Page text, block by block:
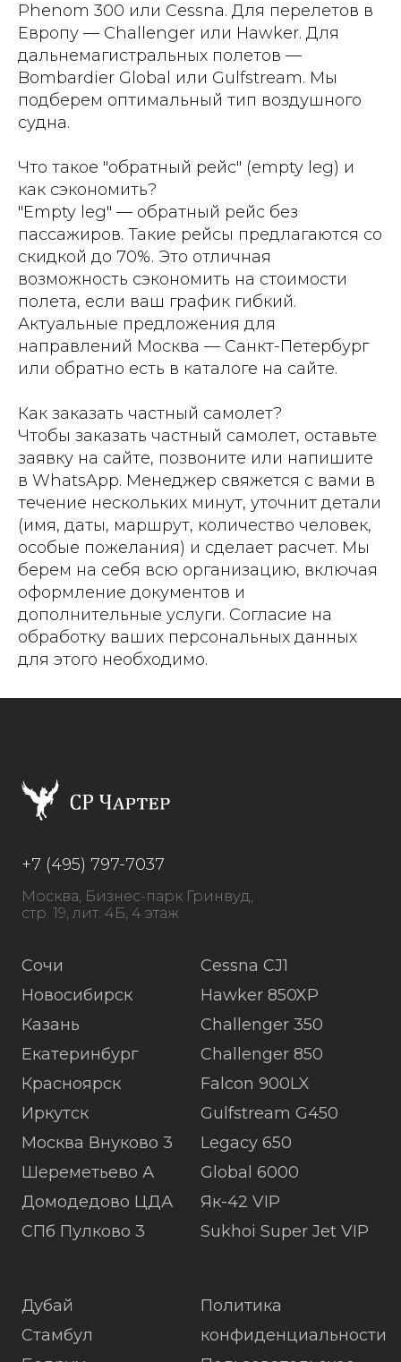
Phenom 300 или Cessna. Для перелетов в
Европу — Challenger или Hawker. Для
дальнемагистральных полетов —
Bombardier Global или Gulfstream. Мы
подберем оптимальный тип воздушного
судна.
Что такое "обратный рейс" (empty leg) и
как сэкономить?
"Empty leg" — обратный рейс без
пассажиров. Такие рейсы предлагаются со
скидкой до 70%. Это отличная
возможность сэкономить на стоимости
полета, если ваш график гибкий.
Актуальные предложения для
направлений Москва — Санкт-Петербург
или обратно есть в каталоге на сайте.
Как заказать частный самолет?
Чтобы заказать частный самолет, оставьте
заявку на сайте, позвоните или напишите
в WhatsApp. Менеджер свяжется с вами в
течение нескольких минут, уточнит детали
(имя, даты, маршрут, количество человек,
особые пожелания) и сделает расчет. Мы
берем на себя всю организацию, включая
оформление документов и
дополнительные услуги. Согласие на
обработку ваших персональных данных
для этого необходимо.
+7 (495) 797-7037
Москва, Бизнес-парк Гринвуд,
стр. 19, лит. 4Б, 4 этаж
Сочи
Новосибирск
Казань
Екатеринбург
Красноярск
Иркутск
Москва Внуково 3
Шереметьево А
Домодедово ЦДА
СПб Пулково 3
Cessna CJ1
Hawker 850XP
Challenger 350
Challenger 850
Falcon 900LX
Gulfstream G450
Legacy 650
Global 6000
Як-42 VIP
Sukhoi Super Jet VIP
Дубай
Стамбул
Политика
конфиденциальности